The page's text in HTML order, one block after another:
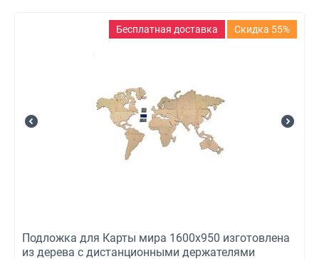
Бесплатная доставка Скидка 55%
Подложка для Карты мира 1600x950 изготовлена
из дерева с дистанционными держателями